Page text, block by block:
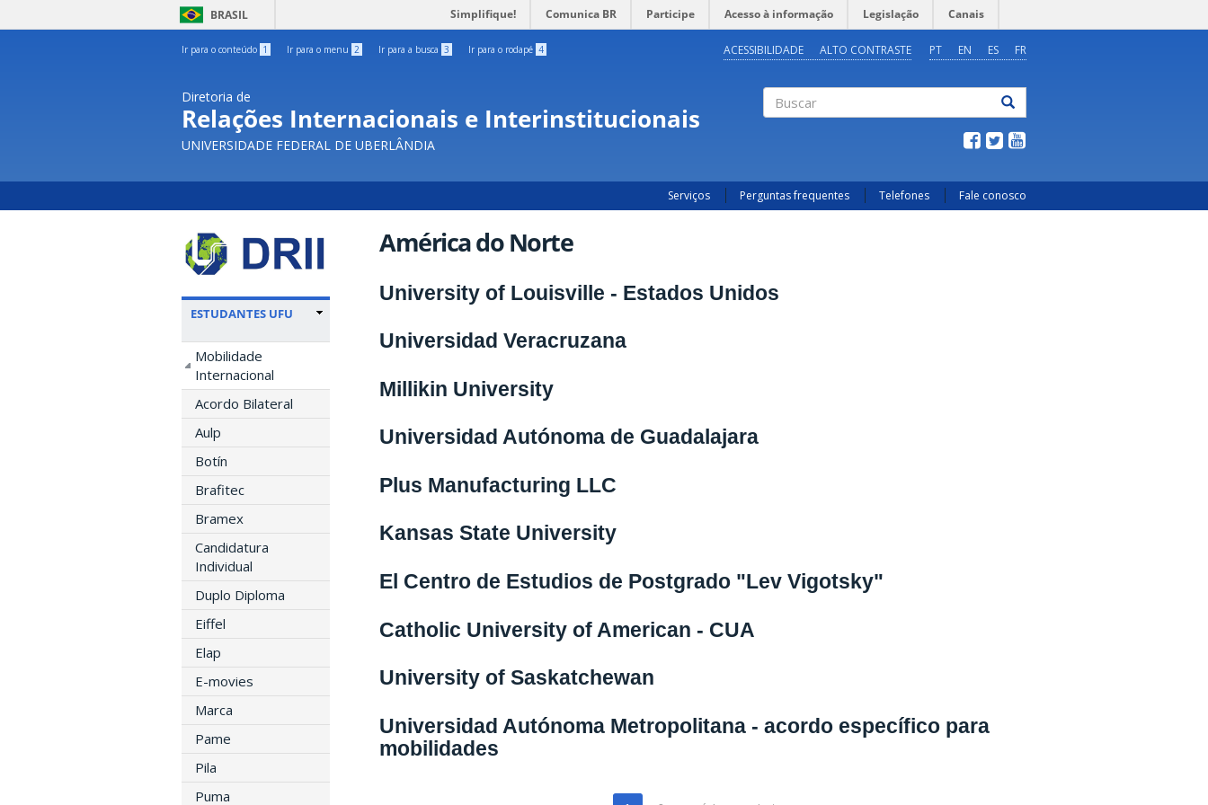
BRASIL Simplifique! Comunica BR Participe Acesso à informação Legislação Canais
Ir para o conteúdo 1 Ir para o menu 2 Ir para a busca 3 Ir para o rodapé 4 PT EN ES FR
ACESSIBILIDADE ALTO CONTRASTE
Diretoria de
Relações Internacionais e Interinstitucionais
UNIVERSIDADE FEDERAL DE UBERLÂNDIA
Serviços Perguntas frequentes Telefones Fale conosco
ESTUDANTES UFU
Mobilidade
Internacional
Acordo Bilateral
Aulp
Botín
Brafitec
Bramex
Candidatura
Individual
Duplo Diploma
Eiffel
Elap
E-movies
Marca
Pame
Pila
Puma
América do Norte
University of Louisville - Estados Unidos
Universidad Veracruzana
Millikin University
Universidad Autónoma de Guadalajara
Plus Manufacturing LLC
Kansas State University
El Centro de Estudios de Postgrado "Lev Vigotsky"
Catholic University of American - CUA
University of Saskatchewan
Universidad Autónoma Metropolitana - acordo específico para
mobilidades